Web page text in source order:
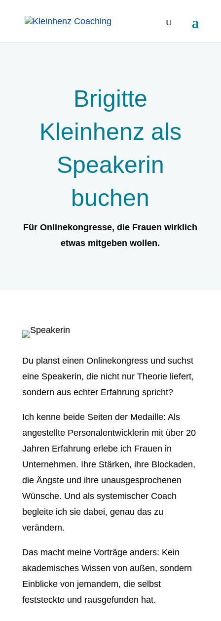
Brigitte
Kleinhenz als
Speakerin
buchen
Für Onlinekongresse, die Frauen wirklich
etwas mitgeben wollen.
Du planst einen Onlinekongress und suchst
eine Speakerin, die nicht nur Theorie liefert,
sondern aus echter Erfahrung spricht?
Ich kenne beide Seiten der Medaille: Als
angestellte Personalentwicklerin mit über 20
Jahren Erfahrung erlebe ich Frauen in
Unternehmen. Ihre Stärken, ihre Blockaden,
die Ängste und ihre unausgesprochenen
Wünsche. Und als systemischer Coach
begleite ich sie dabei, genau das zu
verändern.
Das macht meine Vorträge anders: Kein
akademisches Wissen von außen, sondern
Einblicke von jemandem, die selbst
feststeckte und rausgefunden hat.